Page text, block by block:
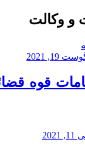
و وکالت
19, 2021
قوه
2021